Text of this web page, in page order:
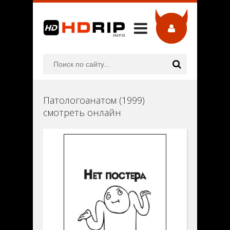
Патологоанатом (1999)
смотреть онлайн